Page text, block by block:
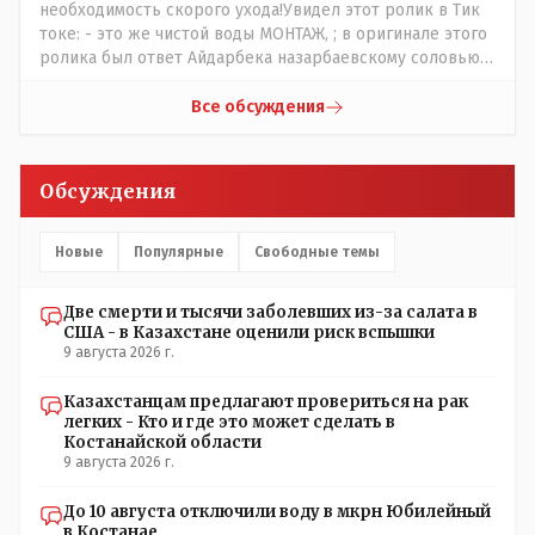
ликвидировано в советское время и в наше.......
необходимость скорого ухода!Увидел этот ролик в Тик
токе: - это же чистой воды МОНТАЖ, ; в оригинале этого
ролика был ответ Айдарбека назарбаевскому соловью
просто напросто - КЛОУНЫ или МАРИОНЕТКИ власти и
видимость ИНТРИГИ выборов, его как бы и якобы
НАКАЛ - и тот и этот без разрешения АП - и шага,
- идёт СКУЧНАЯ и НУДНАЯ и МОНОТОННАЯ и полностью
вдруг они захотят гавкнуть что либо по своему
усмотрению: - их мгновенно лишать возможности идти
на выборы и не дадут им места в будущем Курултае: -
партиями.
Все обсуждения
Обсуждения
Новые Популярные Свободные темы
Две смерти и тысячи заболевших из-за салата в
США - в Казахстане оценили риск вспышки
9 августа 2026 г.
Казахстанцам предлагают провериться на рак
легких - Кто и где это может сделать в
Костанайской области
9 августа 2026 г.
До 10 августа отключили воду в мкрн Юбилейный